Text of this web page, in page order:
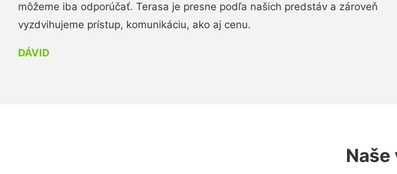
môžeme iba odporúčať. Terasa je presne podľa našich predstáv a zároveň
vyzdvihujeme prístup, komunikáciu, ako aj cenu.
DÁVID